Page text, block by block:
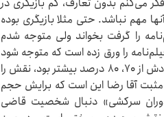
مهم نباشد. حتی مثلا بازیگری بوده
را گرفت بخواند ولی متوجه شدم
را ورق زده است که متوجه شود
چند جا فرزین در فیلم‌نامه داریم که در صحنه ظاهر می‌شود. اگر تعدادش از ۷۰‌، ۸۰ درصد بیشتر بود، نقش را
مثبت آقا رضا این است که برایش حجم
سرکشی» دنبال شخصیت قاضی